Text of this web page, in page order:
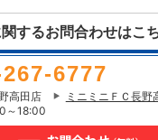
するお問合わせはこ
6777
高田店
ミニミニＦＣ長野
～18:00